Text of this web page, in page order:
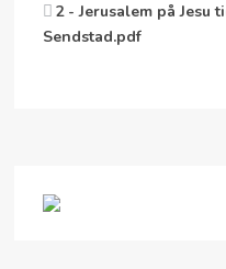
2 - Jerusalem på Jesu
Sendstad.pdf